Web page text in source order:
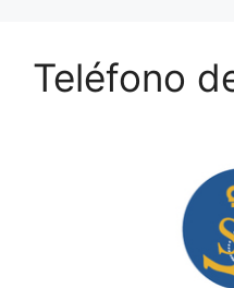
Teléfono